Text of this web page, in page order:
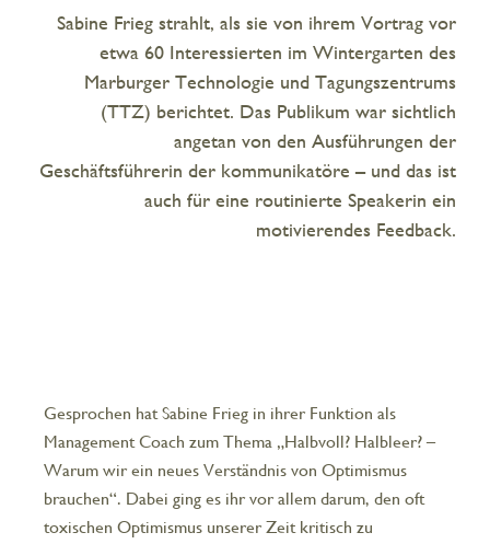
Sabine Frieg strahlt, als sie von ihrem Vortrag vor
etwa 60 Interessierten im Wintergarten des
Marburger Technologie und Tagungszentrums
(TTZ) berichtet. Das Publikum war sichtlich
angetan von den Ausführungen der
Geschäftsführerin der kommunikatöre – und das ist
auch für eine routinierte Speakerin ein
motivierendes Feedback.
Gesprochen hat Sabine Frieg in ihrer Funktion als
Management Coach zum Thema „Halbvoll? Halbleer? –
Warum wir ein neues Verständnis von Optimismus
brauchen“. Dabei ging es ihr vor allem darum, den oft
toxischen Optimismus unserer Zeit kritisch zu